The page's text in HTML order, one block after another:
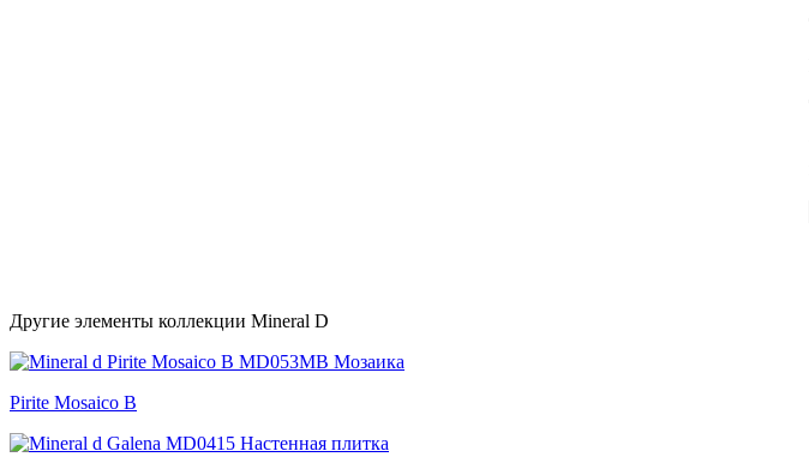
Другие элементы коллекции Mineral D
Pirite Mosaico B